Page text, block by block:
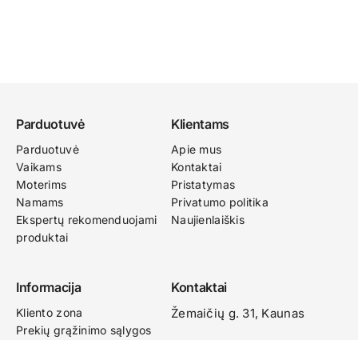
Parduotuvė
Parduotuvė
Vaikams
Moterims
Namams
Ekspertų rekomenduojami
produktai
Klientams
Apie mus
Kontaktai
Pristatymas
Privatumo politika
Naujienlaiškis
Informacija
Kliento zona
Prekių grąžinimo sąlygos
Kontaktai
Žemaičių g. 31, Kaunas​